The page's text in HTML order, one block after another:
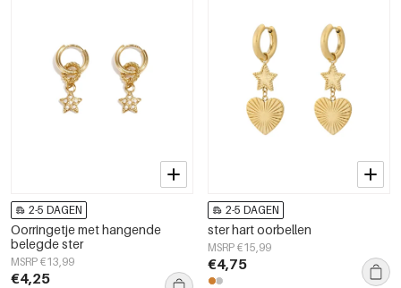
2-5 DAGEN
Oorringetje met hangende
belegde ster
MSRP €13,99
€4,25
2-5 DAGEN
ster hart oorbellen
MSRP €15,99
€4,75